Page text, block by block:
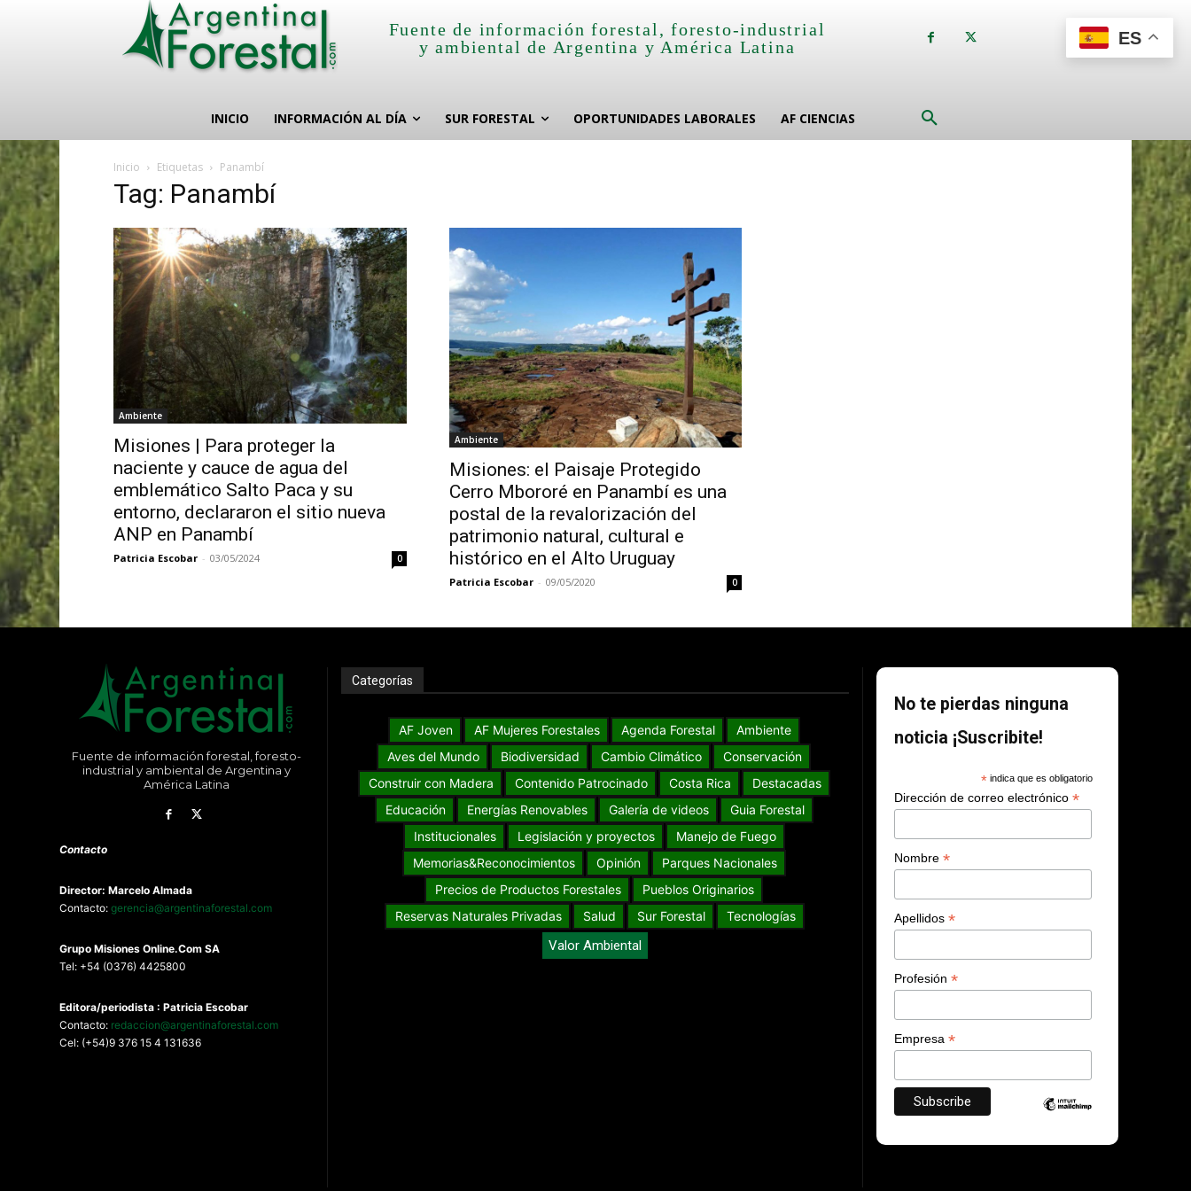
Fuente de información forestal, foresto-industrial
y ambiental de Argentina y América Latina
INICIO INFORMACIÓN AL DÍA SUR FORESTAL OPORTUNIDADES LABORALES AF CIENCIAS
Inicio Etiquetas Panambí
Tag: Panambí
Ambiente
Misiones | Para proteger la
naciente y cauce de agua del
emblemático Salto Paca y su
entorno, declararon el sitio nueva
ANP en Panambí
Patricia Escobar - 03/05/2024 0
Ambiente
Misiones: el Paisaje Protegido
Cerro Mbororé en Panambí es una
postal de la revalorización del
patrimonio natural, cultural e
histórico en el Alto Uruguay
Patricia Escobar - 09/05/2020 0
Fuente de información forestal, foresto-
industrial y ambiental de Argentina y
América Latina
Contacto
Director: Marcelo Almada
Contacto: gerencia@argentinaforestal.com
Grupo MisionesOnline.Com SA
Tel: +54 (0376) 4425800
Editora/periodista : Patricia Escobar
Contacto: redaccion@argentinaforestal.com
Cel: (+54)9 376 15 4 131636
Categorías
AF Joven AF Mujeres Forestales Agenda Forestal
Ambiente
Aves del Mundo
Biodiversidad Cambio Climático
Conservación
Construir con Madera
Contenido Patrocinado Costa Rica
Destacadas
Educación
Energías Renovables Galería de videos
Guia Forestal
Institucionales
Legislación y proyectos
Manejo de Fuego
Memorias&Reconocimientos
Opinión
Parques Nacionales
Precios de Productos Forestales
Pueblos Originarios
Reservas Naturales Privadas
Salud Sur Forestal Tecnologías
Valor Ambiental
No te pierdas ninguna
noticia ¡Suscribite!
*indica que es obligatorio
Dirección de correo electrónico*
Nombre*
Apellidos*
Profesión*
Empresa*
ES